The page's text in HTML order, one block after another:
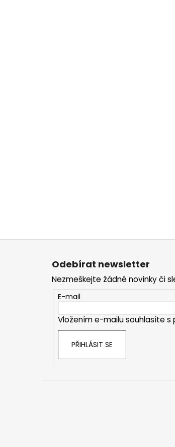
Z
Odebírat newsletter
Nezmeškejte žádné novinky či
E-mail
Vložením e-mailu souhlasíte s
PŘIHLÁSIT SE